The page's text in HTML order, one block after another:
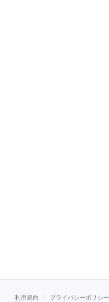
利用規約 プライバシーポリシー